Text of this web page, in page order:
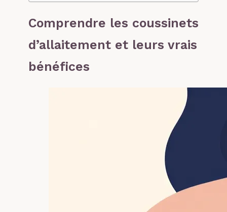
Comprendre les coussinets
d’allaitement et leurs vrais
bénéfices